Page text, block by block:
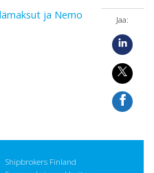
ja Nemo
Jaa:
Shipbrokers Finland